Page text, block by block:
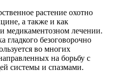
растение охотно
а также и как
медикаментозном лечении.
гладкого безоговорочно
во многих
на борьбу с
системы и спазмами.